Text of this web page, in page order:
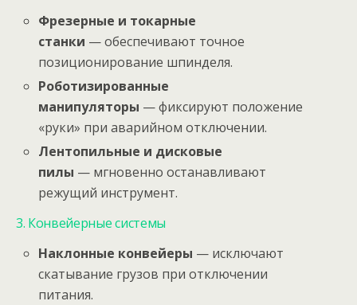
Фрезерные и токарные
станки — обеспечивают точное
позиционирование шпинделя.
Роботизированные
манипуляторы — фиксируют положение
«руки» при аварийном отключении.
Лентопильные и дисковые
пилы — мгновенно останавливают
режущий инструмент.
3. Конвейерные системы
Наклонные конвейеры — исключают
скатывание грузов при отключении
питания.